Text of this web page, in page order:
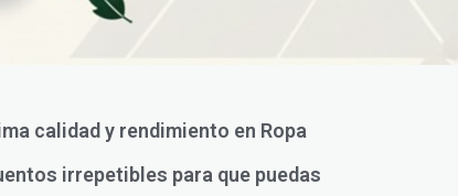
calidad y rendimiento en Ropa
irrepetibles para que puedas